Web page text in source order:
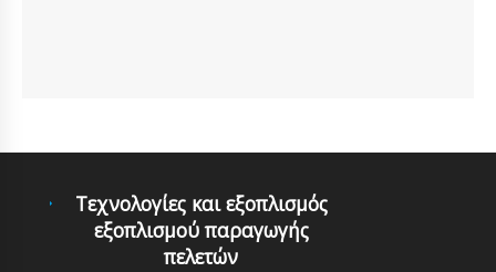
Τεχνολογίες και εξοπλισμός
εξοπλισμού παραγωγής
πελετών